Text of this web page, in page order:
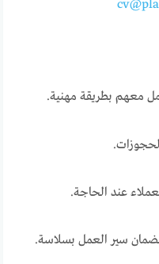
معهم بطريقة مهنية.
عند الحاجة.
سير العمل بسلاسة.